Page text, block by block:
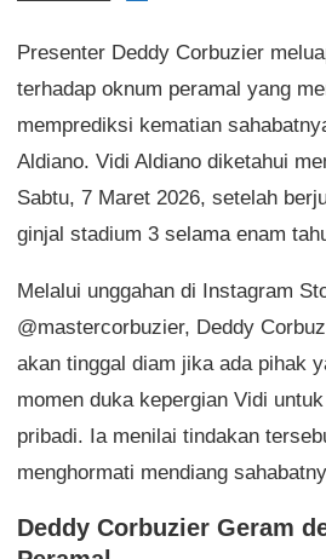
Presenter Deddy Corbuzier
terhadap oknum peramal yang
memprediksi kematian
Aldiano. Vidi Aldiano diketahui
Sabtu, 7 Maret 2026, setelah
ginjal stadium 3 selama enam
Melalui unggahan di Instagram
@mastercorbuzier, Deddy
akan tinggal diam jika ada pihak
momen duka kepergian Vidi
pribadi. Ia menilai tindakan
menghormati mendiang
Deddy Corbuzier Geram